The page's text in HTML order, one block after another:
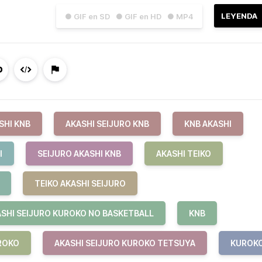
● GIF en SD ● GIF en HD ● MP4 LEYENDA
KNB AKASHI SEIJURO KNB KNB AKASHI
SEIJURO AKASHI KNB AKASHI TEIKO
TEIKO AKASHI SEIJURO
SEIJURO KUROKO NO BASKETBALL KNB
AKASHI SEIJURO KUROKO TETSUYA